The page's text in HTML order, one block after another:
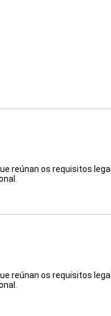
reúnan os requisitos
reúnan os requisitos